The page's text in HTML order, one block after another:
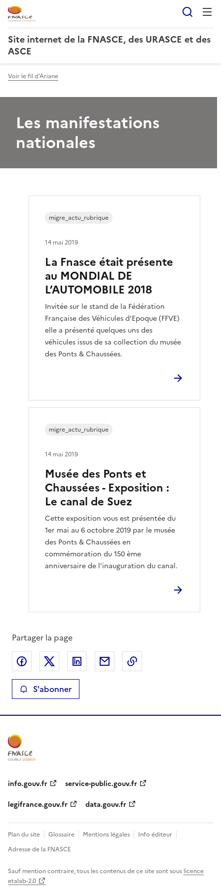
Site internet de la FNASCE, des URASCE et des
ASCE
Voir le fil d'Ariane
Les manifestations
nationales
La Fnasce était présente
au MONDIAL DE
L’AUTOMOBILE 2018
Invitée sur le stand de la Fédération
Française des Véhicules d'Epoque (FFVE)
elle a présenté quelques uns des
véhicules issus de sa collection du musée
des Ponts & Chaussées.
migre_actu_rubrique
14 mai 2019
Musée des Ponts et
Chaussées - Exposition :
Le canal de Suez
Cette exposition vous est présentée du
1er mai au 6 octobre 2019 par le musée
des Ponts & Chaussées en
commémoration du 150 ème
anniversaire de l'inauguration du canal.
migre_actu_rubrique
14 mai 2019
Partager la page
Partager sur Facebook
Partager sur XPartager sur LinkedIn
Partager par email
S'abonner
info.gouv.fr
service-public.gouv.fr
legifrance.gouv.fr
data.gouv.fr
Plan du site Glossaire Mentions légales
Info éditeur
Adresse de la FNASCE
Sauf mention contraire, tous les contenus de ce site sont sous licence
etalab-2.0